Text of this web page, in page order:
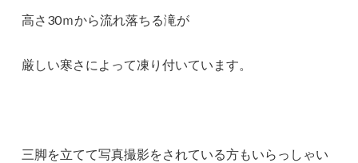
高さ30ｍから流れ落ちる滝が
厳しい寒さによって凍り付いています。
三脚を立てて写真撮影をされている方もいらっしゃい